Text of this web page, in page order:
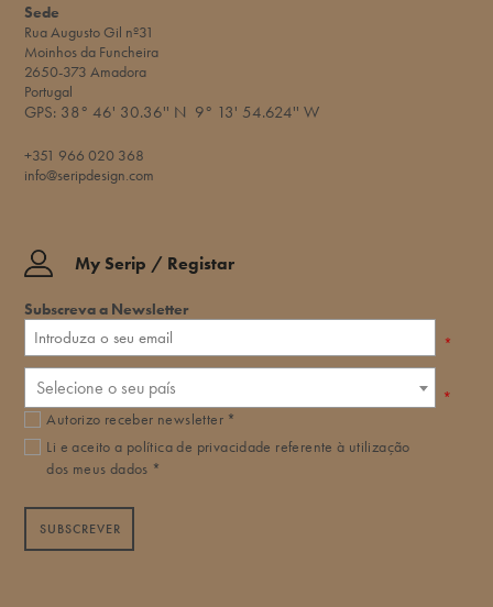
Sede
Rua Augusto Gil nº31
Moinhos da Funcheira
2650-373 Amadora
Portugal
GPS: 38° 46' 30.36'' N 9° 13' 54.624'' W​
+351 966 020 368
info@seripdesign.com
My Serip / Registar
Subscreva a Newsletter
*
Selecione o seu país *
Autorizo receber newsletter *
Li e aceito a política de privacidade referente à utilização
dos meus dados *
SUBSCREVER